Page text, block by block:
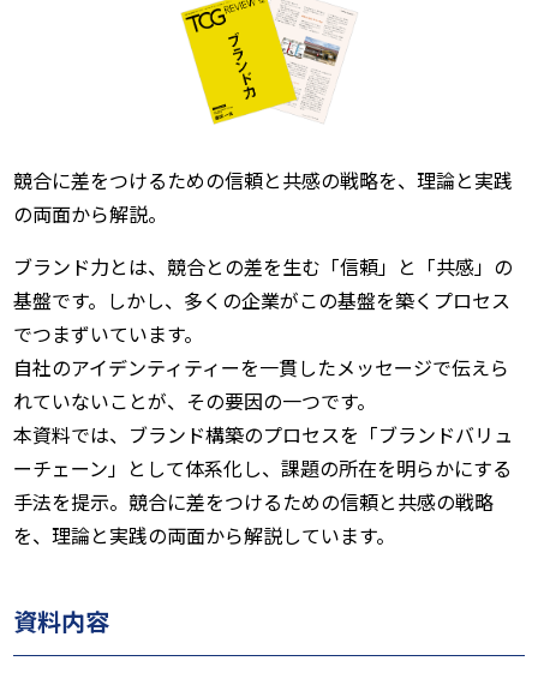
競合に差をつけるための信頼と共感の戦略を、理論と実践
の両面から解説。
ブランド力とは、競合との差を生む「信頼」と「共感」の
基盤です。しかし、多くの企業がこの基盤を築くプロセス
でつまずいています。
自社のアイデンティティーを一貫したメッセージで伝えら
れていないことが、その要因の一つです。
本資料では、ブランド構築のプロセスを「ブランドバリュ
ーチェーン」として体系化し、課題の所在を明らかにする
手法を提示。競合に差をつけるための信頼と共感の戦略
を、理論と実践の両面から解説しています。
資料内容